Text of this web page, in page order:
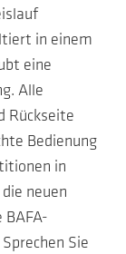
in einem
eine
Alle
Rückseite
Bedienung
in
neuen
BAFA-
Sie